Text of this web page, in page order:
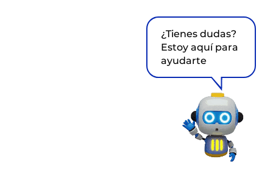
¿Tienes dudas?
Estoy aquí para
ayudarte